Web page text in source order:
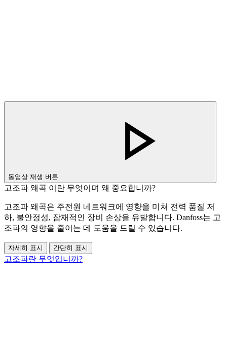
동영상 재생 버튼
고조파 왜곡 이란 무엇이며 왜 중요합니까?
고조파 왜곡은 주전원 네트워크에 영향을 미쳐 전력 품질 저
하, 불안정성, 잠재적인 장비 손상을 유발합니다. Danfoss는 고
조파의 영향을 줄이는 데 도움을 드릴 수 있습니다.
자세히 표시 간단히 표시
고조파란 무엇입니까?